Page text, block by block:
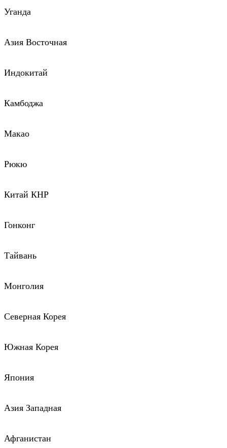
Уганда
Азия Восточная
Индокитай
Камбоджа
Макао
Рюкю
Китай КНР
Гонконг
Тайвань
Монголия
Северная Корея
Южная Корея
Япония
Азия Западная
Афганистан